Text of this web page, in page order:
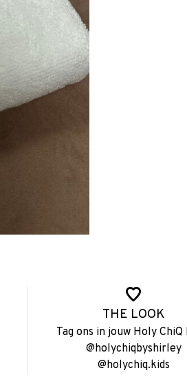
THE LOOK
Tag ons in jouw Holy
@holychiqbyshirley
@holychiq.kids